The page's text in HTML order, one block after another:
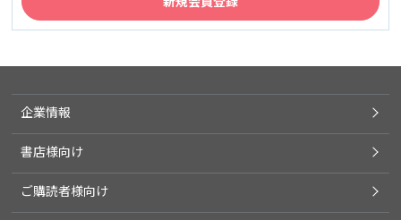
企業情報
書店様向け
ご購読者様向け